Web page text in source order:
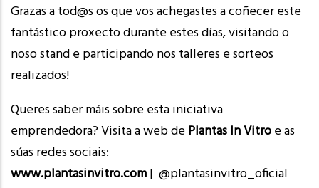
Grazas a tod@s os que vos achegastes a coñecer este
fantástico proxecto durante estes días, visitando o
noso stand e participando nos talleres e sorteos
realizados!
Queres saber máis sobre esta iniciativa
emprendedora? Visita a web dePlantas In Vitroe as
súas redes sociais:
www.plantasinvitro.com| @plantasinvitro_oficial